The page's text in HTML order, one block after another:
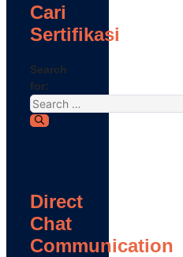
Cari
Sertifikasi
Search
for:
Direct
Chat
Communication